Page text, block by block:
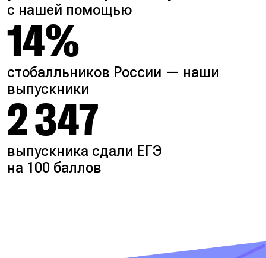
с нашей помощью
14%
стобалльников России — наши
выпускники
2 347
выпускника сдали ЕГЭ
на 100 баллов